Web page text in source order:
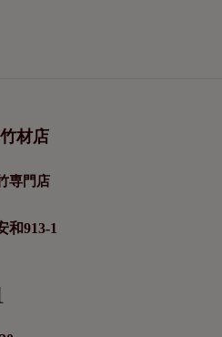
材店
専門店
和913-1